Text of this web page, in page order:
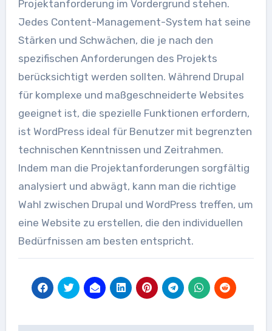
Projektanforderung im Vordergrund stehen.
Jedes Content-Management-System hat seine
Stärken und Schwächen, die je nach den
spezifischen Anforderungen des Projekts
berücksichtigt werden sollten. Während Drupal
für komplexe und maßgeschneiderte Websites
geeignet ist, die spezielle Funktionen erfordern,
ist WordPress ideal für Benutzer mit begrenzten
technischen Kenntnissen und Zeitrahmen.
Indem man die Projektanforderungen sorgfältig
analysiert und abwägt, kann man die richtige
Wahl zwischen Drupal und WordPress treffen, um
eine Website zu erstellen, die den individuellen
Bedürfnissen am besten entspricht.